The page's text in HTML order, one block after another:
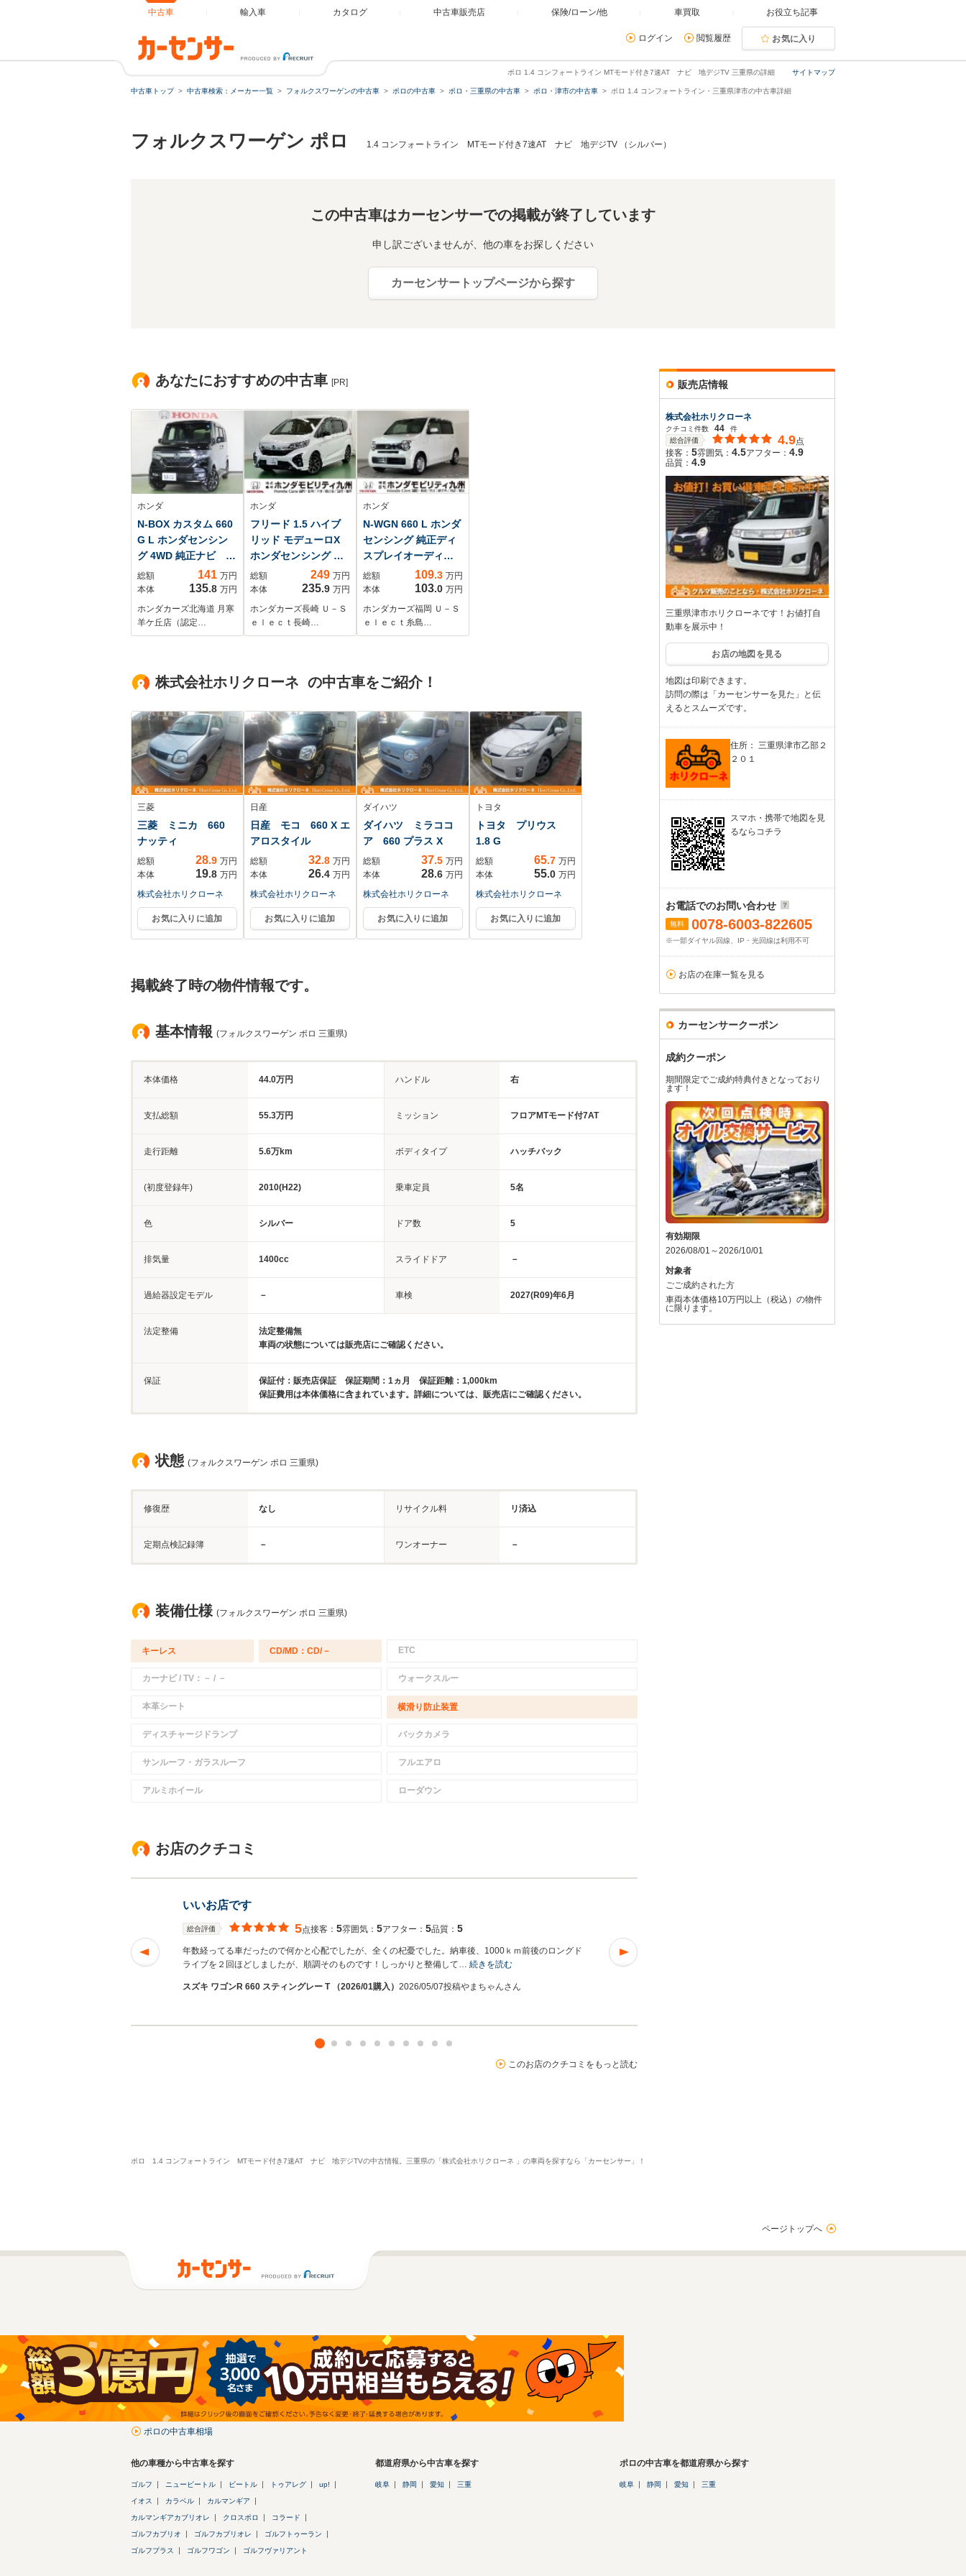
中古車 輸入車 カタログ 中古車販売店 保険/ローン/他 車買取 お役立ち記事
ログイン 閲覧履歴 お気に入り
サイトマップ
ポロ 1.4 コンフォートライン MTモード付き7速AT ナビ 地デジTV 三重県の詳細
中古車トップ 中古車検索：メーカー一覧 フォルクスワーゲンの中古車 ポロの中古車 ポロ・三重県の中古車 ポロ・津市の中古車 ポロ 1.4 コンフォートライン・三重県津市の中古車詳細
フォルクスワーゲン ポロ 1.4 コンフォートライン MTモード付き7速AT ナビ 地デジTV （シルバー）
この中古車はカーセンサーでの掲載が終了しています
申し訳ございませんが、他の車をお探しください
カーセンサートップページから探す
あなたにおすすめの中古車 [PR]
ホンダ
N-BOX カスタム 660
G L ホンダセンシン
グ 4WD 純正ナビ 純
正エンスタ 純正前
後ドラレコ フルセ
グ リアカメラ シ
ートヒーター LED
フォグ ETC
総額 141 万円
本体
135.8 万円
ホンダカーズ北海道 月寒
羊ケ丘店（認定…
ホンダ
フリード 1.5 ハイブ
リッド モデューロX
ホンダセンシング 純
正ナビ Rカメラ 後
席モニター フルセ
グ
総額 249 万円
本体
235.9 万円
ホンダカーズ長崎 Ｕ－Ｓ
ｅｌｅｃｔ長崎…
ホンダ
N-WGN 660 L ホンダ
センシング 純正ディ
スプレイオーディ
オ リアカメラ
総額 109.3 万円
本体
103.0 万円
ホンダカーズ福岡 Ｕ－Ｓ
ｅｌｅｃｔ糸島…
株式会社ホリクローネ の中古車をご紹介！
三菱
三菱 ミニカ 660
ナッティ
総額 28.9 万円
本体
19.8 万円
株式会社ホリクローネ
お気に入りに追加
日産
日産 モコ 660 X エ
アロスタイル
総額 32.8 万円
本体
26.4 万円
株式会社ホリクローネ
お気に入りに追加
ダイハツ
ダイハツ ミラココ
ア 660 プラス X
総額 37.5 万円
本体
28.6 万円
株式会社ホリクローネ
お気に入りに追加
トヨタ
トヨタ プリウス
1.8 G
総額 65.7 万円
本体
55.0 万円
株式会社ホリクローネ
お気に入りに追加
掲載終了時の物件情報です。
基本情報 (フォルクスワーゲン ポロ 三重県)
本体価格 44.0万円 ハンドル 右
支払総額 55.3万円 ミッション フロアMTモード付7AT
走行距離 5.6万km ボディタイプ ハッチバック
(初度登録年) 2010(H22) 乗車定員 5名
色 シルバー ドア数 5
排気量 1400cc スライドドア －
過給器設定モデル － 車検 2027(R09)年6月
法定整備
法定整備無
車両の状態については販売店にご確認ください。
保証
保証付：販売店保証 保証期間：1ヵ月 保証距離：1,000km
保証費用は本体価格に含まれています。詳細については、販売店にご確認ください。
状態 (フォルクスワーゲン ポロ 三重県)
修復歴 なし リサイクル料 リ済込
定期点検記録簿 － ワンオーナー －
装備仕様 (フォルクスワーゲン ポロ 三重県)
キーレス CD/MD：CD/－ ETC
カーナビ / TV：－ / － ウォークスルー
本革シート 横滑り防止装置
ディスチャージドランプ バックカメラ
サンルーフ・ガラスルーフ フルエアロ
アルミホイール ローダウン
お店のクチコミ
いいお店です
総合評価 5点接客： 5雰囲気： 5アフター： 5品質： 5
年数経ってる車だったので何かと心配でしたが、全くの杞憂でした。納車後、1000ｋｍ前後のロングド
ライブを２回ほどしましたが、順調そのものです！しっかりと整備して… 続きを読む
スズキ ワゴンR 660 スティングレー T （2026/01購入） 2026/05/07投稿やまちゃんさん
このお店のクチコミをもっと読む
販売店情報
株式会社ホリクローネ
クチコミ件数 44
件
総合評価
4.9点
接客： 5雰囲気： 4.5アフター： 4.9
品質： 4.9
三重県津市ホリクローネです！お値打自
動車を展示中！
お店の地図を見る
地図は印刷できます。
訪問の際は「カーセンサーを見た」と伝
えるとスムーズです。
住所： 三重県津市乙部２
２０１
スマホ・携帯で地図を見
るならコチラ
お電話でのお問い合わせ
無料 0078-6003-822605
※一部ダイヤル回線、IP・光回線は利用不可
お店の在庫一覧を見る
カーセンサークーポン
成約クーポン
期間限定でご成約特典付きとなっており
ます！
有効期限
2026/08/01～2026/10/01
対象者
ごご成約された方
車両本体価格10万円以上（税込）の物件
に限ります。
ポロ 1.4 コンフォートライン MTモード付き7速AT ナビ 地デジTVの中古情報。三重県の「株式会社ホリクローネ 」の車両を探すなら「カーセンサー」！
ページトップへ
ポロの中古車相場
他の車種から中古車を探す
ゴルフ ニュービートル ビートル トゥアレグ up!
イオス カラベル カルマンギア
カルマンギアカブリオレ クロスポロ コラード
ゴルフカブリオ ゴルフカブリオレ ゴルフトゥーラン
ゴルフプラス ゴルフワゴン ゴルフヴァリアント
都道府県から中古車を探す
岐阜 静岡 愛知 三重
ポロの中古車を都道府県から探す
岐阜 静岡 愛知 三重